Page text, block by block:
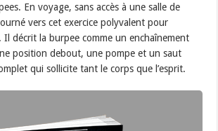
En voyage, sans accès à une salle de
vers cet exercice polyvalent pour
Il décrit la burpee comme un enchaînement
position debout, une pompe et un saut
qui sollicite tant le corps que l’esprit.